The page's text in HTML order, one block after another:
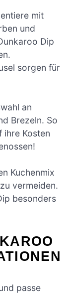
mit
und
Dip
sorgen für
an
Brezeln. So
ihre Kosten
Kuchenmix
vermeiden.
besonders
passe